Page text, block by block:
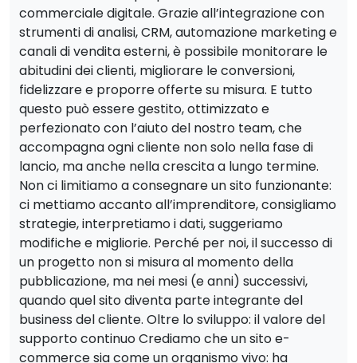
commerciale digitale. Grazie all’integrazione con
strumenti di analisi, CRM, automazione marketing e
canali di vendita esterni, è possibile monitorare le
abitudini dei clienti, migliorare le conversioni,
fidelizzare e proporre offerte su misura. E tutto
questo può essere gestito, ottimizzato e
perfezionato con l’aiuto del nostro team, che
accompagna ogni cliente non solo nella fase di
lancio, ma anche nella crescita a lungo termine.
Non ci limitiamo a consegnare un sito funzionante:
ci mettiamo accanto all’imprenditore, consigliamo
strategie, interpretiamo i dati, suggeriamo
modifiche e migliorie. Perché per noi, il successo di
un progetto non si misura al momento della
pubblicazione, ma nei mesi (e anni) successivi,
quando quel sito diventa parte integrante del
business del cliente. Oltre lo sviluppo: il valore del
supporto continuo Crediamo che un sito e-
commerce sia come un organismo vivo: ha